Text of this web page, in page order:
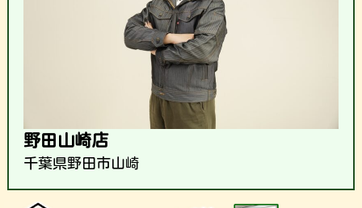
野田山崎店
千葉県野田市山崎